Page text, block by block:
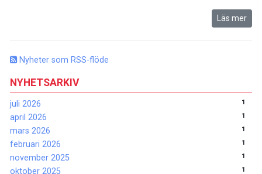
Nyheter som RSS-flöde
NYHETSARKIV
juli 2026 1
april 2026 1
mars 2026 1
februari 2026 1
november 2025 1
oktober 2025 1
Läs mer